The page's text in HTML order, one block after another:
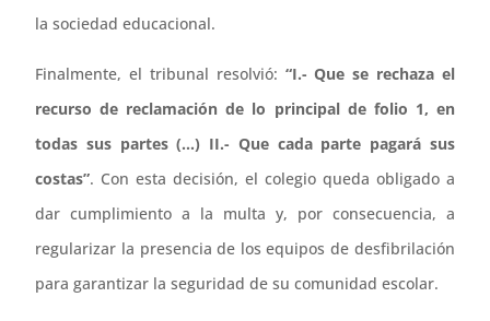
la sociedad educacional.
Finalmente, el tribunal resolvió: “I.- Que se rechaza el
recurso de reclamación de lo principal de folio 1, en
todas sus partes (…) II.- Que cada parte pagará sus
costas”. Con esta decisión, el colegio queda obligado a
dar cumplimiento a la multa y, por consecuencia, a
regularizar la presencia de los equipos de desfibrilación
para garantizar la seguridad de su comunidad escolar.